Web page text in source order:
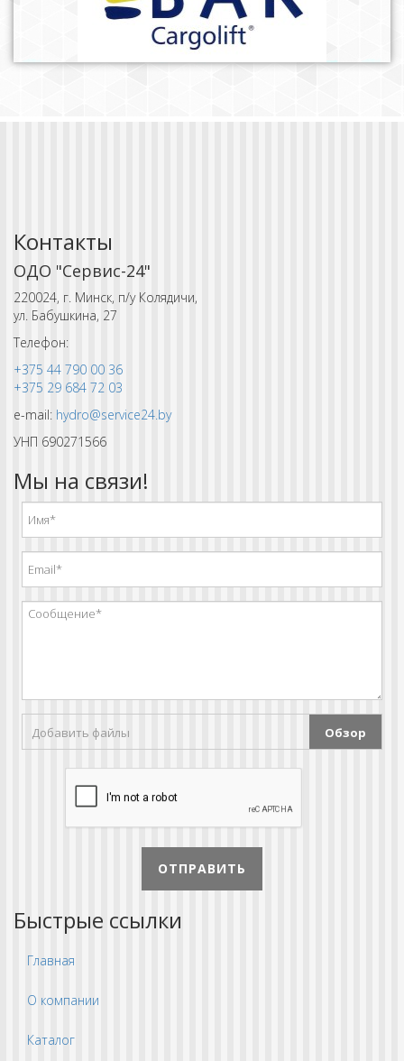
Контакты
ОДО "Сервис-24"
220024, г. Минск, п/у Колядичи,
ул. Бабушкина, 27
Телефон:
+375 44 790 00 36
+375 29 684 72 03
e-mail: hydro@service24.by
УНП 690271566
Мы на связи!
Добавить файлы Обзор
ОТПРАВИТЬ
Быстрые ссылки
Главная
О компании
Каталог